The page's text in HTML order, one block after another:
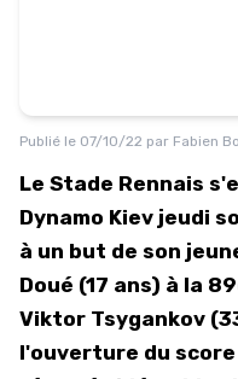
Publié le 07/10/22 par Fabien
Le Stade Rennais
Dynamo Kiev jeudi
à un but de son
Doué (17 ans) à la
Viktor Tsygankov
l'ouverture du